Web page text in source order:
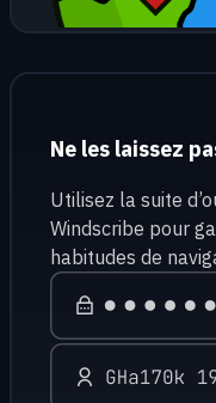
Ne les laissez
Utilisez la suite
Windscribe pour
habitudes de